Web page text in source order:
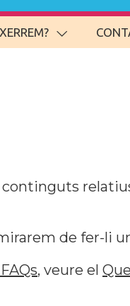
XERREM?
relatius
de fer-li
, veure el